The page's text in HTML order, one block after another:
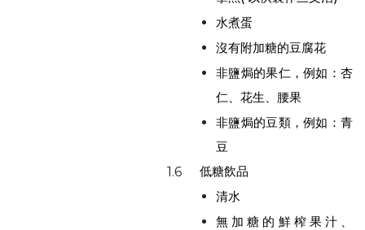
水煮蛋
沒有附加糖的豆腐花
非鹽焗的果仁，例如：杏
仁、花生、腰果
非鹽焗的豆類，例如：青
豆
1.6
低糖飲品
清水
無加糖的鮮榨果汁、